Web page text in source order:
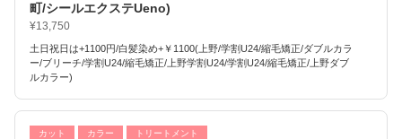
町/シールエクステUeno)
¥13,750
土日祝日は+1100円/白髪染め+￥1100(上野/学割U24/縮毛矯正/ダブルカラ
ー/ブリーチ/学割U24/縮毛矯正/上野学割U24/学割U24/縮毛矯正/上野ダブ
ルカラー)
カット カラー トリートメント